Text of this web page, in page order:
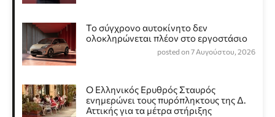
Το σύγχρονο αυτοκίνητο δεν
ολοκληρώνεται πλέον στο εργοστάσιο
posted on 7 Αυγούστου, 2026
Ο Ελληνικός Ερυθρός Σταυρός
ενημερώνει τους πυρόπληκτους της Δ.
Αττικής για τα μέτρα στήριξης